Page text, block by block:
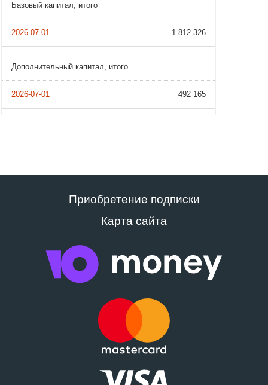
Базовый капитал, итого
1 812 326
Дополнительный капитал, итого
492 165
Приобретение подписки
Карта сайта